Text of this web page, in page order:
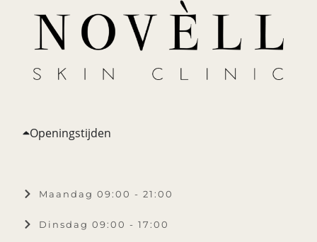
Openingstijden
Maandag 09:00 - 21:00
Dinsdag 09:00 - 17:00